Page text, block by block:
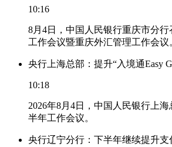
10:16
8月4日，中国人民银行重庆市分行
工作会议暨重庆外汇管理工作会议
央行上海总部：提升“入境通Easy
10:18
2026年8月4日，中国人民银行上
半年工作会议。
央行辽宁分行：下半年继续提升